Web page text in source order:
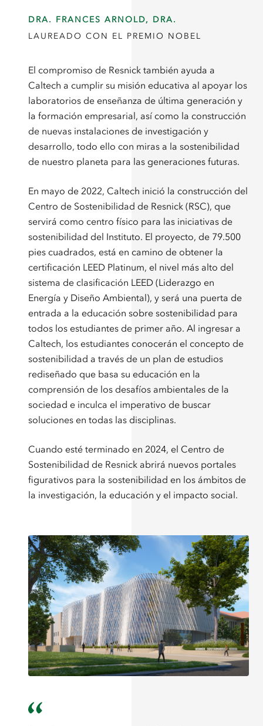
DRA. FRANCES ARNOLD, DRA.
LAUREADO CON EL PREMIO NOBEL
El compromiso de Resnick también ayuda a
Caltech a cumplir su misión educativa al apoyar los
laboratorios de enseñanza de última generación y
la formación empresarial, así como la construcción
de nuevas instalaciones de investigación y
desarrollo, todo ello con miras a la sostenibilidad
de nuestro planeta para las generaciones futuras.
En mayo de 2022, Caltech inició la construcción del
Centro de Sostenibilidad de Resnick (RSC), que
servirá como centro físico para las iniciativas de
sostenibilidad del Instituto. El proyecto, de 79.500
pies cuadrados, está en camino de obtener la
certificación LEED Platinum, el nivel más alto del
sistema de clasificación LEED (Liderazgo en
Energía y Diseño Ambiental), y será una puerta de
entrada a la educación sobre sostenibilidad para
todos los estudiantes de primer año. Al ingresar a
Caltech, los estudiantes conocerán el concepto de
sostenibilidad a través de un plan de estudios
rediseñado que basa su educación en la
comprensión de los desafíos ambientales de la
sociedad e inculca el imperativo de buscar
soluciones en todas las disciplinas.
Cuando esté terminado en 2024, el Centro de
Sostenibilidad de Resnick abrirá nuevos portales
figurativos para la sostenibilidad en los ámbitos de
la investigación, la educación y el impacto social.